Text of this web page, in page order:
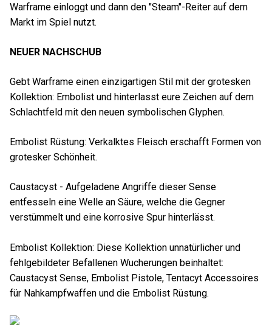
Warframe einloggt und dann den "Steam"-Reiter auf dem
Markt im Spiel nutzt.
NEUER NACHSCHUB
Gebt Warframe einen einzigartigen Stil mit der grotesken
Kollektion: Embolist und hinterlasst eure Zeichen auf dem
Schlachtfeld mit den neuen symbolischen Glyphen.
Embolist Rüstung: Verkalktes Fleisch erschafft Formen von
grotesker Schönheit.
Caustacyst - Aufgeladene Angriffe dieser Sense
entfesseln eine Welle an Säure, welche die Gegner
verstümmelt und eine korrosive Spur hinterlässt.
Embolist Kollektion: Diese Kollektion unnatürlicher und
fehlgebildeter Befallenen Wucherungen beinhaltet:
Caustacyst Sense, Embolist Pistole, Tentacyt Accessoires
für Nahkampfwaffen und die Embolist Rüstung.